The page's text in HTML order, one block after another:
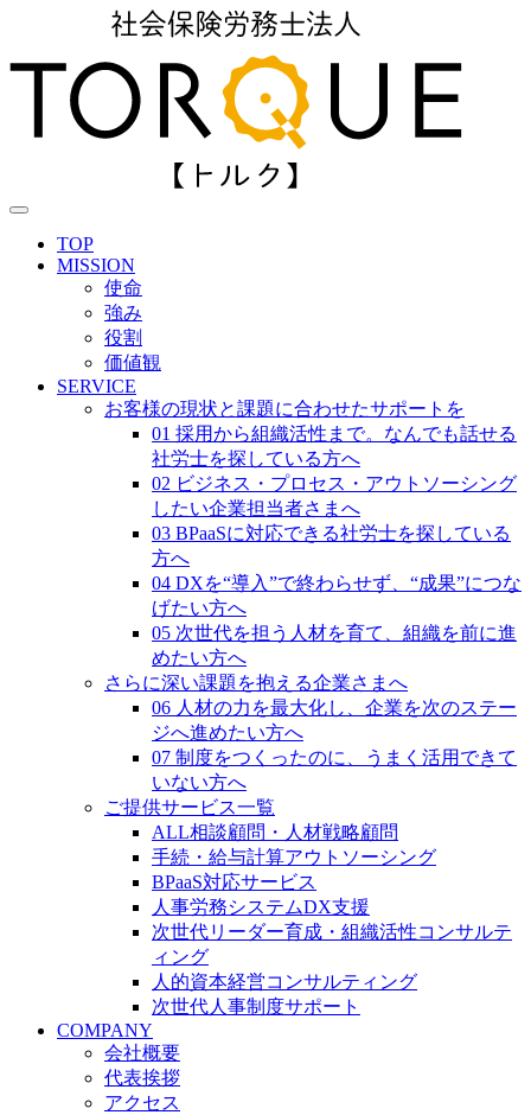
TOP
MISSION
使命
強み
役割
価値観
SERVICE
お客様の現状と課題に合わせたサポートを
01 採用から組織活性まで。なんでも話せる
社労士を探している方へ
02 ビジネス・プロセス・アウトソーシング
したい企業担当者さまへ
03 BPaaSに対応できる社労士を探している
方へ
04 DXを“導入”で終わらせず、“成果”につな
げたい方へ
05 次世代を担う人材を育て、組織を前に進
めたい方へ
さらに深い課題を抱える企業さまへ
06 人材の力を最大化し、企業を次のステー
ジへ進めたい方へ
07 制度をつくったのに、うまく活用できて
いない方へ
ご提供サービス一覧
ALL相談顧問・人材戦略顧問
手続・給与計算アウトソーシング
BPaaS対応サービス
人事労務システムDX支援
次世代リーダー育成・組織活性コンサルテ
ィング
人的資本経営コンサルティング
次世代人事制度サポート
COMPANY
会社概要
代表挨拶
アクセス